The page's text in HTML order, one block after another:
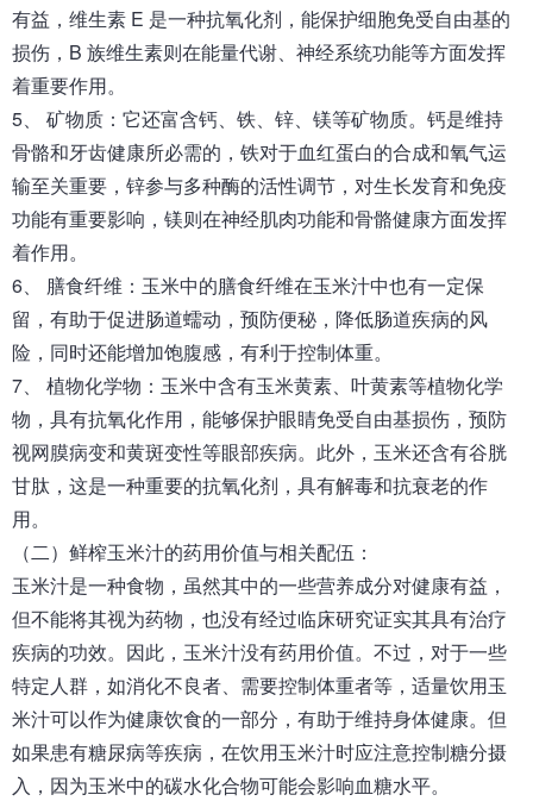
有益，维生素 E 是一种抗氧化剂，能保护细胞免受自由基的
损伤，B 族维生素则在能量代谢、神经系统功能等方面发挥
着重要作用。
5、 矿物质：它还富含钙、铁、锌、镁等矿物质。钙是维持
骨骼和牙齿健康所必需的，铁对于血红蛋白的合成和氧气运
输至关重要，锌参与多种酶的活性调节，对生长发育和免疫
功能有重要影响，镁则在神经肌肉功能和骨骼健康方面发挥
着作用。
6、 膳食纤维：玉米中的膳食纤维在玉米汁中也有一定保
留，有助于促进肠道蠕动，预防便秘，降低肠道疾病的风
险，同时还能增加饱腹感，有利于控制体重。
7、 植物化学物：玉米中含有玉米黄素、叶黄素等植物化学
物，具有抗氧化作用，能够保护眼睛免受自由基损伤，预防
视网膜病变和黄斑变性等眼部疾病。此外，玉米还含有谷胱
甘肽，这是一种重要的抗氧化剂，具有解毒和抗衰老的作
用。
（二）鲜榨玉米汁的药用价值与相关配伍：
玉米汁是一种食物，虽然其中的一些营养成分对健康有益，
但不能将其视为药物，也没有经过临床研究证实其具有治疗
疾病的功效。因此，玉米汁没有药用价值。不过，对于一些
特定人群，如消化不良者、需要控制体重者等，适量饮用玉
米汁可以作为健康饮食的一部分，有助于维持身体健康。但
如果患有糖尿病等疾病，在饮用玉米汁时应注意控制糖分摄
入，因为玉米中的碳水化合物可能会影响血糖水平。